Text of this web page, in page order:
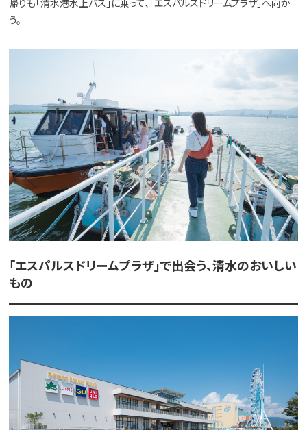
帰りも「清水港水上バス」に乗って、「エスパルスドリームプラザ」へ向か
う。
「エスパルスドリームプラザ」で出会う、清水のおいしい
もの